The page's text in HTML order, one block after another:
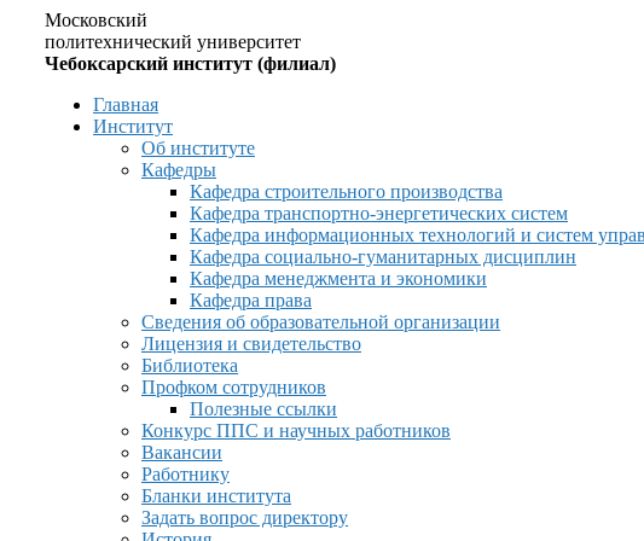
Московский
политехнический университет
Чебоксарский институт (филиал)
Главная
Институт
Об институте
Кафедры
Кафедра строительного производства
Кафедра транспортно-энергетических систем
Кафедра информационных технологий и систем
Кафедра социально-гуманитарных дисциплин
Кафедра менеджмента и экономики
Кафедра права
Сведения об образовательной организации
Лицензия и свидетельство
Библиотека
Профком сотрудников
Полезные ссылки
Конкурс ППС и научных работников
Вакансии
Работнику
Бланки института
Задать вопрос директору